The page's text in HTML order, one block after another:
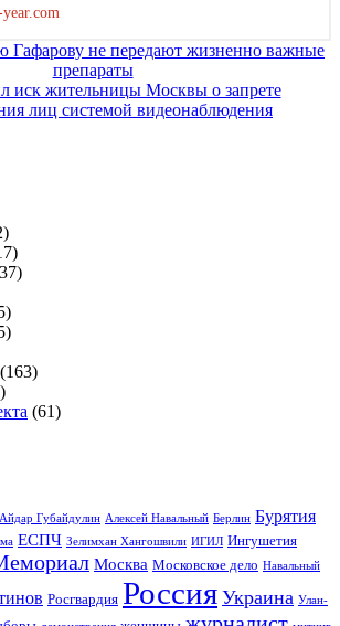
Гафарову не передают жизненно важные
препараты
иск жительницы Москвы о запрете
лиц системой видеонаблюдения
(163)
(61)
Айдар Губайдулин Алексей Навальный Берлин Бурятия
ЕСПЧ Зелимхан Хангошвили ИГИЛ Ингушетия
Москва Московское дело Навальный
Росгвардия Россия Украина Улан-